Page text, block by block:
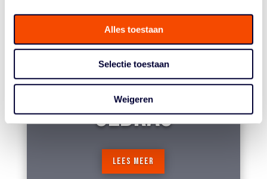
Alles toestaan
Selectie toestaan
Weigeren
GRENSOVERSCHRIJDEND
GEDRAG
LEES MEER